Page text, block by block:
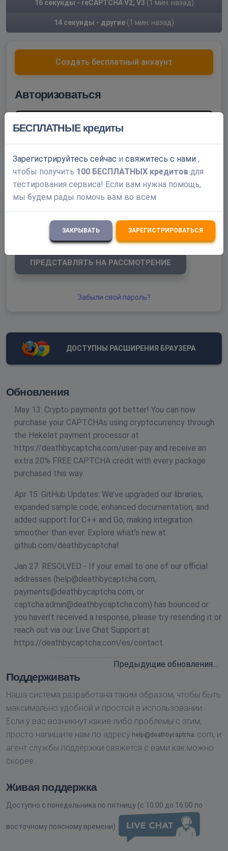
16 секунды - reCAPTCHA V2, V3 (1 мин. назад)
14 секунды - другие (1 мин. назад)
Создать бесплатный аккаунт
Авторизоваться
Запомнить меня
ПРЕДСТАВЛЯТЬ НА РАССМОТРЕНИЕ
Забыли свой пароль?
ДОСТУПНЫ РАСШИРЕНИЯ БРАУЗЕРА
Обновления
May 13: Crypto payments got better! You can now
purchase your CAPTCHAs using cryptocurrency through
the Hekelet payment processor at
https://deathbycaptcha.com/user-pay and receive an
extra 20% FREE CAPTCHA credit with every package
purchased this way.
Apr 15: GitHub Updates: We’ve upgraded our libraries,
expanded sample code, enhanced documentation, and
added support for C++ and Go, making integration
smoother than ever. Explore what’s new at
github.com/deathbycaptcha!
Jan 27: RESOLVED - If your email to one of our official
addresses (help@deathbycaptcha.com,
payments@deathbycaptcha.com, or
captcha.admin@deathbycaptcha.com) has bounced or
you haven’t received a response, please try resending it or
reach out via our Live Chat Support at
https://deathbycaptcha.com/es/contact.
Предыдущие обновления…
Поддерживать
Наша система разработана таким образом, чтобы быть
максимально удобной и простой в использовании.
Если у вас возникнут какие-либо проблемы с этим,
просто напишите нам по адресу
com, и
агент службы поддержки свяжется с вами как можно
скорее.
Живая поддержка
Доступно с понедельника по пятницу (с 10:00 до 16:00 по
восточному поясному времени)
БЕСПЛАТНЫЕ кредиты
Зарегистрируйтесь сейчас и свяжитесь с нами ,
чтобы получить 100 БЕСПЛАТНЫХ кредитов для
тестирования сервиса! Если вам нужна помощь,
мы будем рады помочь вам во всем
ЗАКРЫВАТЬ ЗАРЕГИСТРИРОВАТЬСЯ